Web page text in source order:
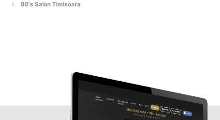
80's Salon Timisoara